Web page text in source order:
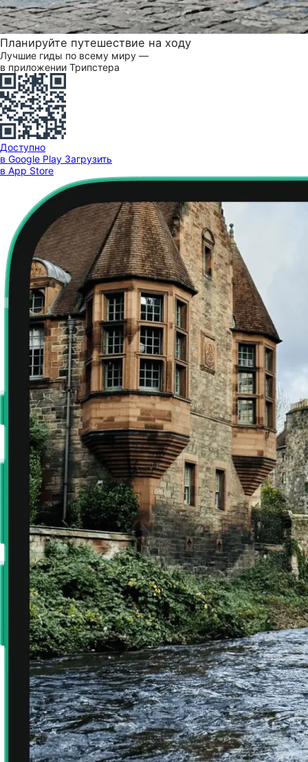
Планируйте путешествие на ходу
Лучшие гиды по всему миру —
в приложении Трипстера
Доступно
в Google Play Загрузить
в App Store